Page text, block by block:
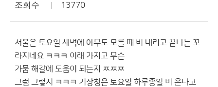
조회수 13770
서울은 토요일 새벽에 아무도 모를 때 비 내리고 끝나는 꼬
라지네요 ㅋㅋㅋ 이래 가지고 무슨
가뭄 해갈에 도움이 되는지 ㅉㅉㅉ
그럼 그렇지 ㅋㅋㅋ 기상청은 토요일 하루종일 비 온다고